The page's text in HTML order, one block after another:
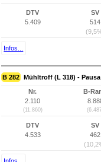
DTV
5.409
SV
514
Infos...
B 282 Mühltroff (L 318) -
Nr.
2.110
(11.860)
B-
DTV
4.533
SV
462